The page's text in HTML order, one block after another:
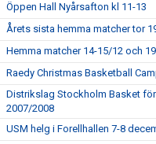
Öppen Hall Nyårsafton kl 11-13
Årets sista hemma matcher tor
Hemma matcher 14-15/12 och
Raedy Christmas Basketball
Distrikslag Stockholm Basket
2007/2008
USM helg i Forellhallen 7-8